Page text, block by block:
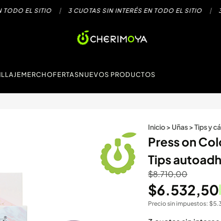
EL SITIO | 3 CUOTAS SIN INTERÉS EN TODO EL SITIO | 3
MERCHOFERTASNUEVOS PRODUCTOS
Inicio> Uñas>Tips y
Press on
Tips
$8.710,00
$6.532,50
Precio sin impuestos: $